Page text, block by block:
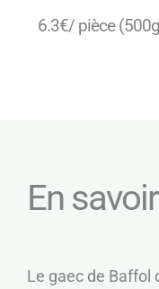
6.3€/ pièce
En
Le gaec de Baffol